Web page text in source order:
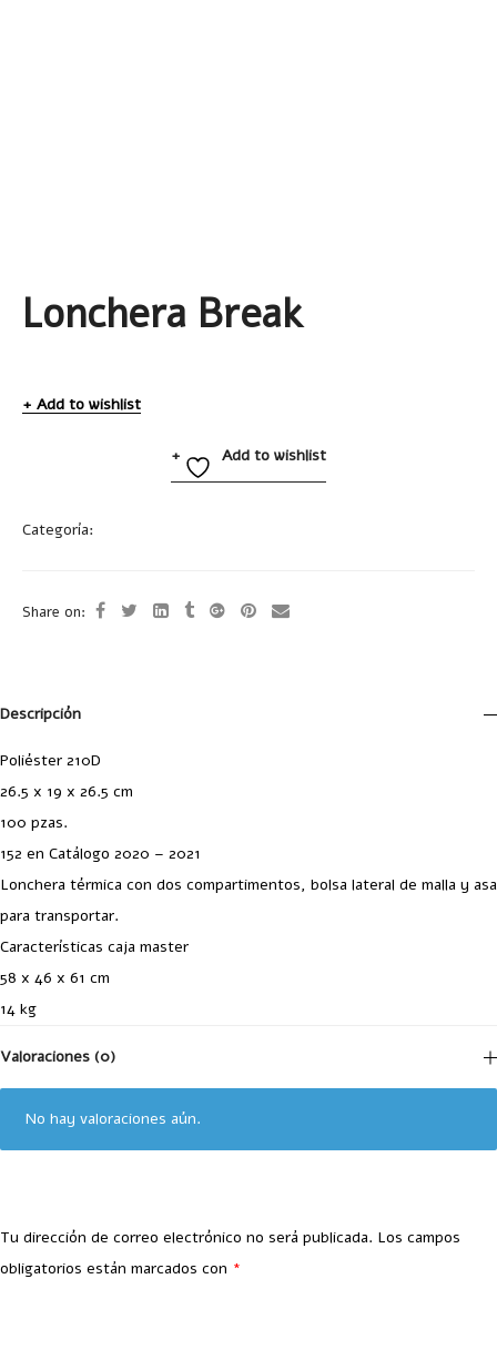
Lonchera Break
Add to wishlist
Add to wishlist
Categoría:
Share on:
Descripción
Poliéster 210D
26.5 x 19 x 26.5 cm
100 pzas.
152 en Catálogo 2020 – 2021
Lonchera térmica con dos compartimentos, bolsa lateral de malla y asa
para transportar.
Características caja master
58 x 46 x 61 cm
14 kg
Valoraciones (0)
No hay valoraciones aún.
Tu dirección de correo electrónico no será publicada. Los campos
obligatorios están marcados con *